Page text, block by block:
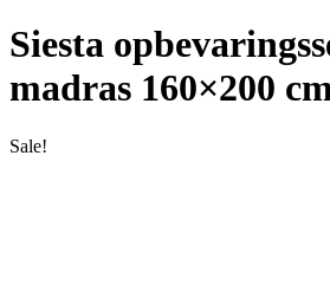
Siesta
madras 160×200
Sale!